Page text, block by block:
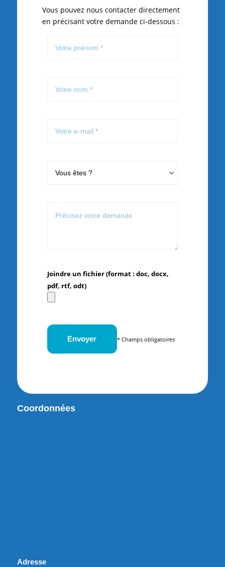
Vous pouvez nous contacter directement
en précisant votre demande ci-dessous :
Joindre un fichier (format : doc, docx,
pdf, rtf, odt)
* Champs obligatoires
Coordonnées
Adresse